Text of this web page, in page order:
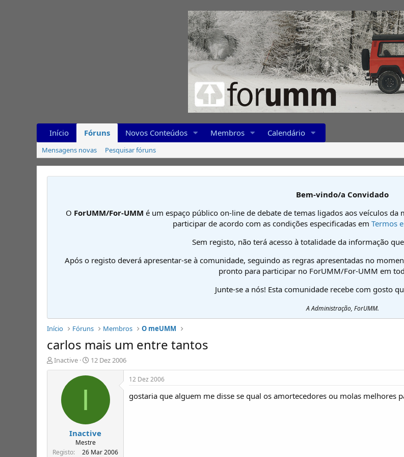
Início Fóruns Novos Conteúdos Membros Calendário
Mensagens novas Pesquisar fóruns
Bem-vindo/a Convidado
O ForUMM/For-UMM é um espaço público on-line de debate de temas ligados aos veículos
participar de acordo com as condições especificadas em Termos
Sem registo, não terá acesso à totalidade da informação
Após o registo deverá apresentar-se à comunidade, seguindo as regras apresentadas no
pronto para participar no ForUMM/For-UMM em
Junte-se a nós! Esta comunidade recebe com gosto
A Administração, ForUMM.
Início Fóruns Membros O meUMM
carlos mais um entre tantos
I
n
e
Inactive
D
a
t
n
í
c
i
12 Dez 2006
I
Inactive
Mestre
Registo
26 Mar 2006
12 Dez 2006
gostaria que alguem me disse se qual os amortecedores ou molas melhores